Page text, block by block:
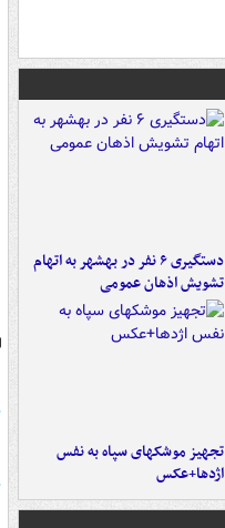
دستگیری ۶ نفر در بهشهر به اتهام
تشویش اذهان عمومی
تجهیز موشکهای سپاه به نفس
اژدها+عکس